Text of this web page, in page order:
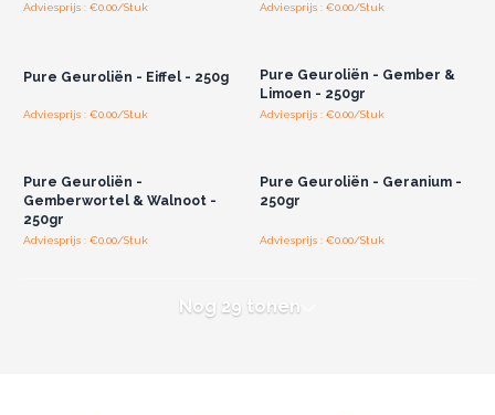
Adviesprijs : €0.00/Stuk Adviesprijs : €0.00/Stuk
Pure Geuroliën - Eiffel - 250g
Adviesprijs : €0.00/Stuk
Pure Geuroliën - Gember &
Limoen - 250gr
Adviesprijs : €0.00/Stuk
Pure Geuroliën -
Gemberwortel & Walnoot -
250gr
Adviesprijs : €0.00/Stuk
Pure Geuroliën - Geranium -
250gr
Adviesprijs : €0.00/Stuk
Nog 29 tonen